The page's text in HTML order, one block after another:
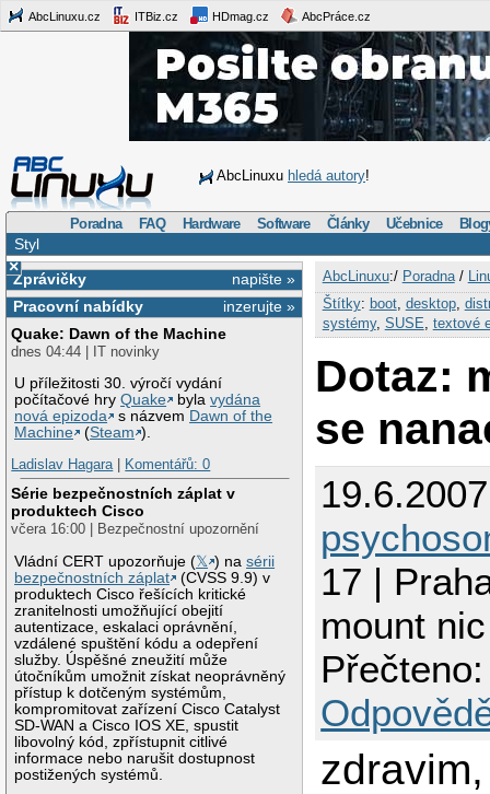
AbcLinuxu.cz ITBiz.cz HDmag.cz AbcPráce.cz
AbcLinuxu hledá autory!
Poradna FAQ Hardware Software Články Učebnice
Styl
×
napište »
Zprávičky
inzerujte »
Pracovní nabídky
Quake: Dawn of the Machine
dnes 04:44 | IT novinky
U příležitosti 30. výročí vydání
počítačové hryQuake bylavydána
nová epizoda
s názvem Dawn of the
Machine
(Steam ).
Ladislav Hagara| Komentářů: 0
Série bezpečnostních záplat v
produktech Cisco
včera 16:00 | Bezpečnostní upozornění
Vládní CERT upozorňuje (𝕏 ) nasérii
bezpečnostních záplat
(CVSS 9.9) v
produktech Cisco řešících kritické
zranitelnosti umožňující obejití
autentizace, eskalaci oprávnění,
vzdálené spuštění kódu a odepření
služby. Úspěšné zneužití může
útočníkům umožnit získat neoprávněný
přístup k dotčeným systémům,
kompromitovat zařízení Cisco Catalyst
SD-WAN a Cisco IOS XE, spustit
libovolný kód, zpřístupnit citlivé
informace nebo narušit dostupnost
postižených systémů.
AbcLinuxu:/ Poradna/
Štítky: boot, desktop,
systémy, SUSE textové
Dotaz:
se
17 |
mount
zdravim,